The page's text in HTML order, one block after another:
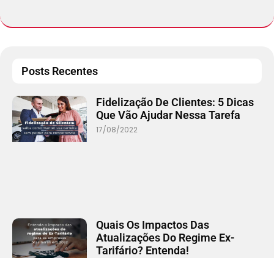
Posts Recentes
Fidelização De Clientes: 5 Dicas
Que Vão Ajudar Nessa Tarefa
17/08/2022
Quais Os Impactos Das
Atualizações Do Regime Ex-
Tarifário? Entenda!